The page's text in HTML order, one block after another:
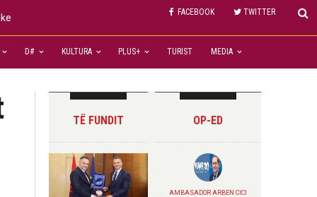
FACEBOOK TWITTER
D# KULTURA PLUS+ TURIST MEDIA
TË FUNDIT OP-ED
AMBASADOR ARBEN CICI